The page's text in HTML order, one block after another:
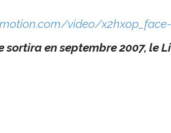
video/
sortira en septembre 2007, le